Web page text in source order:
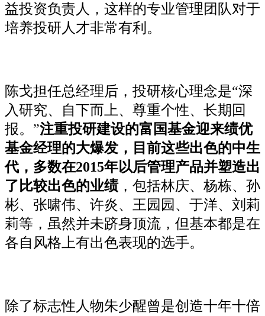
益投资负责人，这样的专业管理团队对于
培养投研人才非常有利。
陈戈担任总经理后，投研核心理念是“深
入研究、自下而上、尊重个性、长期回
报。”注重投研建设的富国基金迎来绩优
基金经理的大爆发，目前这些出色的中生
代，多数在2015年以后管理产品并塑造出
了比较出色的业绩，包括林庆、杨栋、孙
彬、张啸伟、许炎、王园园、于洋、刘莉
莉等，虽然并未跻身顶流，但基本都是在
各自风格上有出色表现的选手。
除了标志性人物朱少醒曾是创造十年十倍